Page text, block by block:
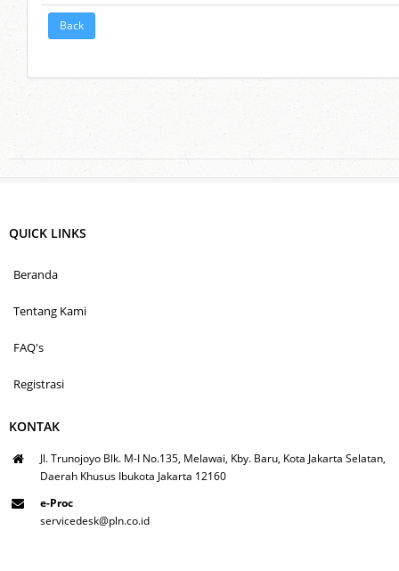
Back
QUICK LINKS
Beranda
Tentang Kami
FAQ's
Registrasi
KONTAK
Jl. Trunojoyo Blk. M-I No.135, Melawai, Kby. Baru, Kota Jakarta Selatan,
Daerah Khusus Ibukota Jakarta 12160
e-Proc
servicedesk@pln.co.id